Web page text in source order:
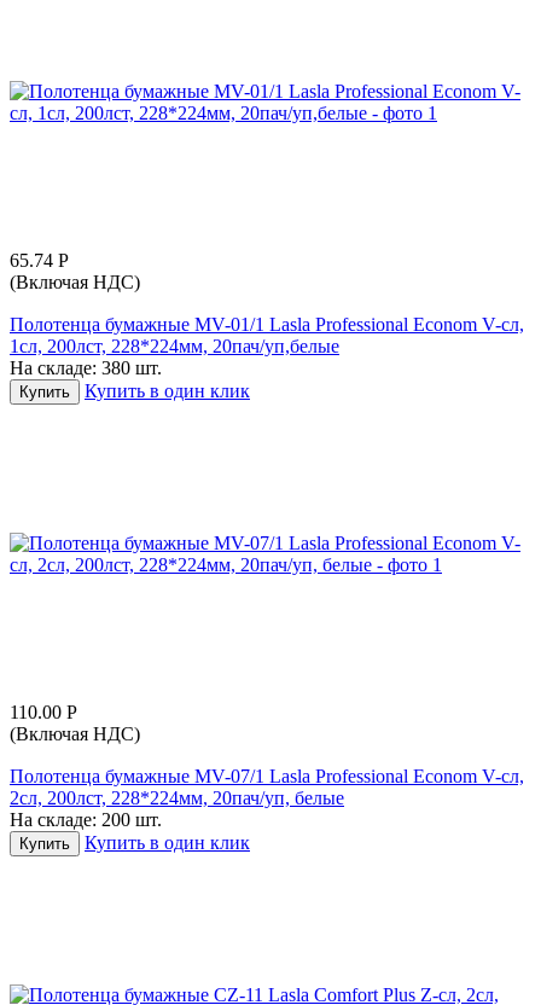
65.74 Р
(Включая НДС)
Полотенца бумажные MV-01/1 Lasla Professional Econom V-сл,
1сл, 200лст, 228*224мм, 20пач/уп,белые
На складе: 380 шт.
Купить Купить в один клик
110.00 Р
(Включая НДС)
Полотенца бумажные MV-07/1 Lasla Professional Econom V-сл,
2сл, 200лст, 228*224мм, 20пач/уп, белые
На складе: 200 шт.
Купить Купить в один клик